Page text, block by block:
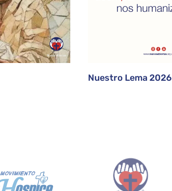
Nuestro Lema 2026